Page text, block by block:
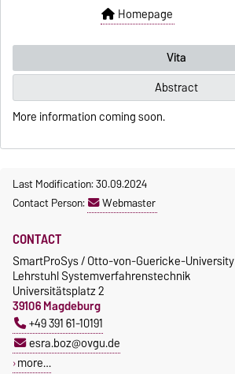
Homepage
Vita
Abstract
More information coming soon.
Last Modification: 30.09.2024
Contact Person:
Webmaster
CONTACT
SmartProSys / Otto-von-Guericke-University
Lehrstuhl Systemverfahrenstechnik
Universitätsplatz 2
39106 Magdeburg
+49 391 61-10191
esra.boz@ovgu.de
more…